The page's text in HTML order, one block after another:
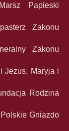
Papieski
Zakonu
Zakonu
Jezus, Maryja i
Rodzina
Gniazdo